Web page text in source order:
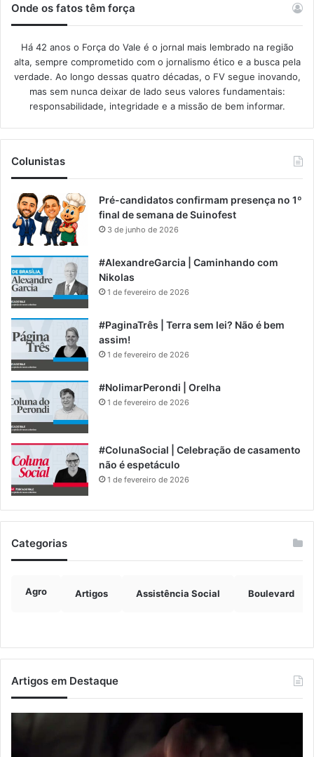
Onde os fatos têm força
Há 42 anos o Força do Vale é o jornal mais lembrado na região
alta, sempre comprometido com o jornalismo ético e a busca pela
verdade. Ao longo dessas quatro décadas, o FV segue inovando,
mas sem nunca deixar de lado seus valores fundamentais:
responsabilidade, integridade e a missão de bem informar.​
Colunistas
Pré-candidatos confirmam presença no 1º
final de semana de Suinofest
3 de junho de 2026
#AlexandreGarcia | Caminhando com
Nikolas
1 de fevereiro de 2026
#PaginaTrês | Terra sem lei? Não é bem
assim!
1 de fevereiro de 2026
#NolimarPerondi | Orelha
1 de fevereiro de 2026
#ColunaSocial | Celebração de casamento
não é espetáculo
1 de fevereiro de 2026
Categorias
Agro Artigos Assistência Social Boulevard
Artigos em Destaque